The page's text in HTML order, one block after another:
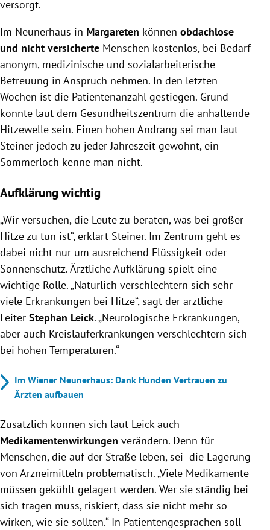
versorgt.
Im Neunerhaus in Margareten können obdachlose
und nicht versicherte Menschen kostenlos, bei Bedarf
anonym, medizinische und sozialarbeiterische
Betreuung in Anspruch nehmen. In den letzten
Wochen ist die Patientenanzahl gestiegen. Grund
könnte laut dem Gesundheitszentrum die anhaltende
Hitzewelle sein. Einen hohen Andrang sei man laut
Steiner jedoch zu jeder Jahreszeit gewohnt, ein
Sommerloch kenne man nicht.
Aufklärung wichtig
„Wir versuchen, die Leute zu beraten, was bei großer
Hitze zu tun ist“, erklärt Steiner. Im Zentrum geht es
dabei nicht nur um ausreichend Flüssigkeit oder
Sonnenschutz. Ärztliche Aufklärung spielt eine
wichtige Rolle. „Natürlich verschlechtern sich sehr
viele Erkrankungen bei Hitze“, sagt der ärztliche
Leiter Stephan Leick. „Neurologische Erkrankungen,
aber auch Kreislauferkrankungen verschlechtern sich
bei hohen Temperaturen.“
Im Wiener Neunerhaus: Dank Hunden Vertrauen zu
Ärzten aufbauen
Zusätzlich können sich laut Leick auch
Medikamentenwirkungen verändern. Denn für
Menschen, die auf der Straße leben, sei die Lagerung
von Arzneimitteln problematisch. „Viele Medikamente
müssen gekühlt gelagert werden. Wer sie ständig bei
sich tragen muss, riskiert, dass sie nicht mehr so
wirken, wie sie sollten.“ In Patientengesprächen soll